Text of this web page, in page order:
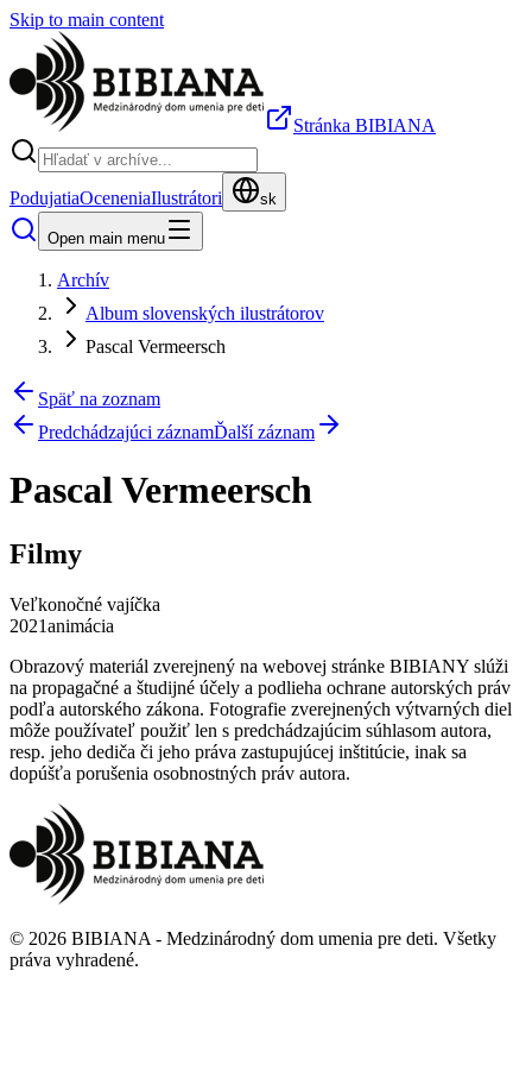
Skip to main content
Stránka BIBIANA
PodujatiaOceneniaIlustrátori sk
Open main menu
Archív
Album slovenských ilustrátorov
Pascal Vermeersch
Späť na zoznam
Predchádzajúci záznamĎalší záznam
Pascal Vermeersch
Filmy
Veľkonočné vajíčka
2021animácia
Obrazový materiál zverejnený na webovej stránke BIBIANY slúži
na propagačné a študijné účely a podlieha ochrane autorských práv
podľa autorského zákona. Fotografie zverejnených výtvarných diel
môže používateľ použiť len s predchádzajúcim súhlasom autora,
resp. jeho dediča či jeho práva zastupujúcej inštitúcie, inak sa
dopúšťa porušenia osobnostných práv autora.
© 2026 BIBIANA - Medzinárodný dom umenia pre deti. Všetky
práva vyhradené.